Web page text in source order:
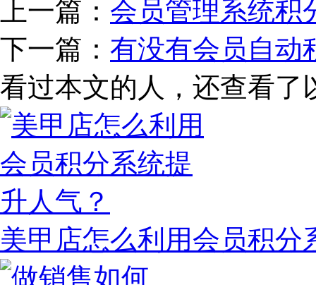
上一篇： 会员管理系统积
下一篇： 有没有会员自动
看过本文的人，还查看了
美甲店怎么利用会员积分